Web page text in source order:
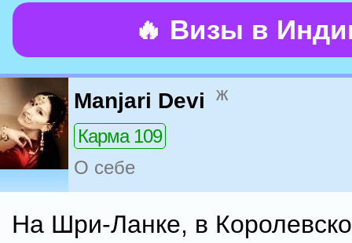
🔥 Визы в
Manjari Devi ж
Карма 109
О себе
На Шри-Ланке, в